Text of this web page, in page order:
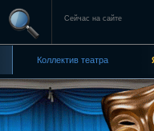
Сейчас на сайте
Коллектив театра